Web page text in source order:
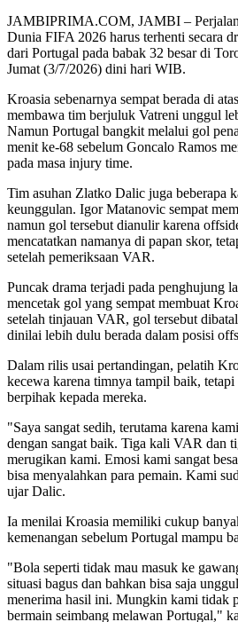
JAMBIPRIMA.COM, JAMBI –
Dunia FIFA 2026 harus terhenti secara
dari Portugal pada babak 32 besar di
Jumat (3/7/2026) dini hari WIB.
Kroasia sebenarnya sempat berada di
membawa tim berjuluk Vatreni unggul
Namun Portugal bangkit melalui gol
menit ke-68 sebelum Goncalo Ramos
pada masa injury time.
Tim asuhan Zlatko Dalic juga beberapa
keunggulan. Igor Matanovic sempat
namun gol tersebut dianulir karena
mencatatkan namanya di papan skor,
setelah pemeriksaan VAR.
Puncak drama terjadi pada penghujung
mencetak gol yang sempat membuat
setelah tinjauan VAR, gol tersebut
dinilai lebih dulu berada dalam posisi
Dalam rilis usai pertandingan, pelatih
kecewa karena timnya tampil baik,
berpihak kepada mereka.
"Saya sangat sedih, terutama karena
dengan sangat baik. Tiga kali VAR dan
merugikan kami. Emosi kami sangat
bisa menyalahkan para pemain. Kami
ujar Dalic.
Ia menilai Kroasia memiliki cukup
kemenangan sebelum Portugal mampu
"Bola seperti tidak mau masuk ke
situasi bagus dan bahkan bisa saja
menerima hasil ini. Mungkin kami tidak
bermain seimbang melawan Portugal,"